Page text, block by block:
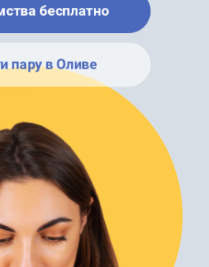
бесплатно
пару в Оливе